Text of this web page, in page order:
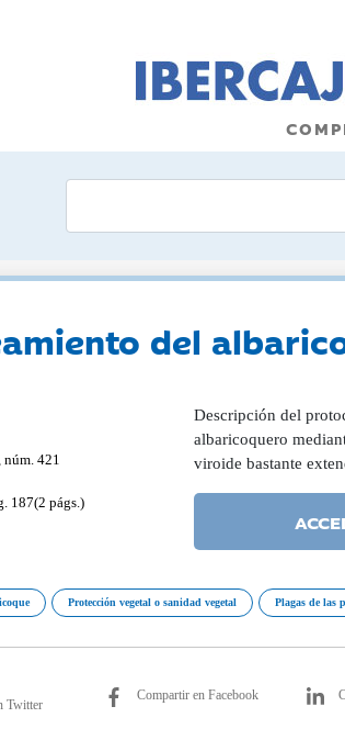
del
421
187(2 págs.)
Descripción del
albaricoquero
viroide bastante
Protección vegetal o sanidad vegetal Plagas de las
Twitter
Compartir en Facebook